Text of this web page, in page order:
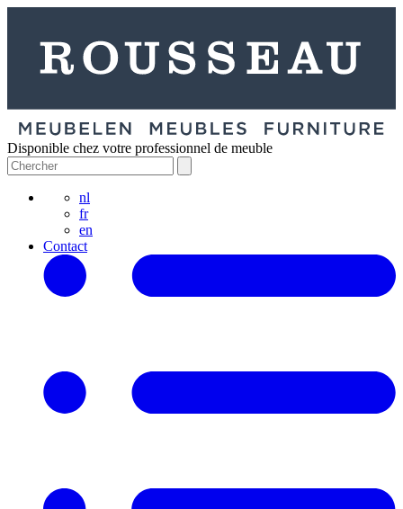
Disponible chez votre professionnel de meuble
nl
fr
en
Contact